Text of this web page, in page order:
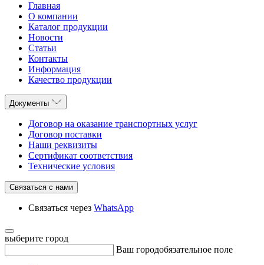
Главная
О компании
Каталог продукции
Новости
Статьи
Контакты
Информация
Качество продукции
Документы
Договор на оказание транспортных услуг
Договор поставки
Наши реквизиты
Сертификат соответствия
Технические условия
Связаться с нами
Связаться через WhatsApp
выберите город
Ваш городобязательное поле